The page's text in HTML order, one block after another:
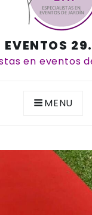
EVENTOS
en eventos
MENU